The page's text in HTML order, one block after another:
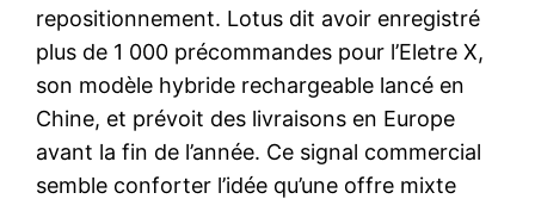
repositionnement. Lotus dit avoir enregistré
plus de 1 000 précommandes pour l’Eletre X,
son modèle hybride rechargeable lancé en
Chine, et prévoit des livraisons en Europe
avant la fin de l’année. Ce signal commercial
semble conforter l’idée qu’une offre mixte